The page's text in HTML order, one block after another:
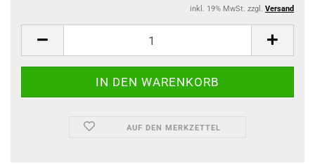
inkl. 19% MwSt. zzgl. Versand
AUF DEN MERKZETTEL